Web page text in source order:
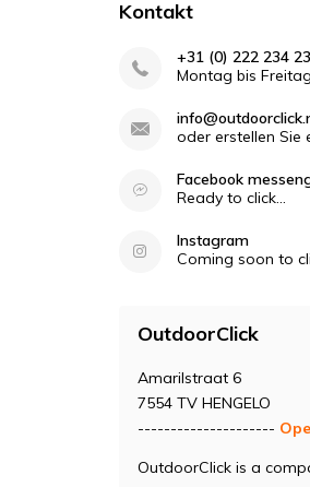
Kontakt
+31 (0) 222 234
Montag bis
oder erstellen Sie
Facebook
Ready to click...
Instagram
Coming soon to
OutdoorClick
Amarilstraat 6
7554 TV HENGELO
---------------------
OutdoorClick is a